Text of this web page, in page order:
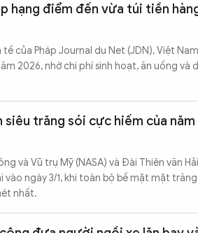
hạng điểm đến vừa túi tiền
của Pháp Journal du Net (JDN), Việt
2026, nhờ chi phí sinh hoạt, ăn uống và
siêu trăng sói cực hiếm của năm
và Vũ trụ Mỹ (NASA) và Đài Thiên văn
vào ngày 3/1, khi toàn bộ bề mặt mặt
nhất.